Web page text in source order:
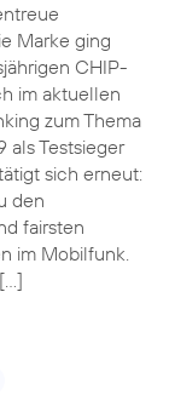
Marke ging
CHIP-
im aktuellen
zum Thema
als Testsieger
sich erneut:
den
fairsten
im Mobilfunk.